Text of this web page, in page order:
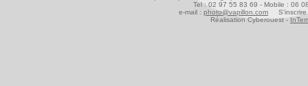
Tel : 02 97 55 83 69 - Mobile : 06
e-mail : photo@vapillon.com S'inscrire
Réalisation Cyberouest -